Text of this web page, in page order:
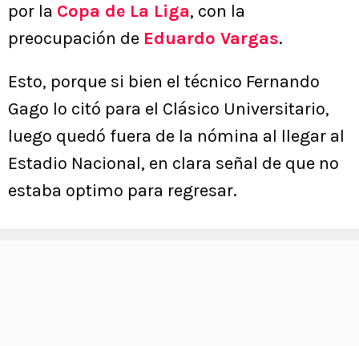
por la Copa de La Liga, con la
preocupación de Eduardo Vargas.
Esto, porque si bien el técnico Fernando
Gago lo citó para el Clásico Universitario,
luego quedó fuera de la nómina al llegar al
Estadio Nacional, en clara señal de que no
estaba optimo para regresar.